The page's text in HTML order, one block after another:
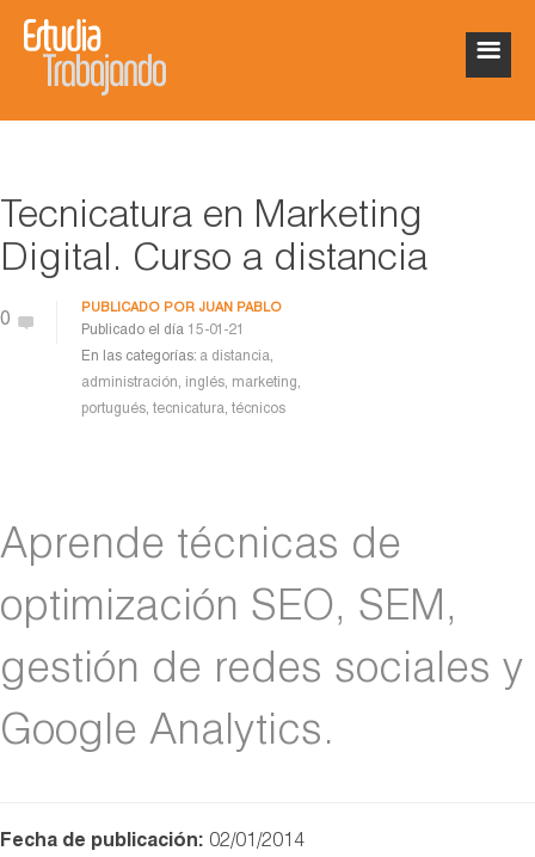
Tecnicatura en Marketing
Digital. Curso a distancia
0
PUBLICADO POR JUAN PABLO
Publicado el día 15-01-21
En las categorías: a distancia,
administración, inglés, marketing,
portugués, tecnicatura, técnicos
Aprende técnicas de
optimización SEO, SEM,
gestión de redes sociales y
Google Analytics.
Fecha de publicación: 02/01/2014